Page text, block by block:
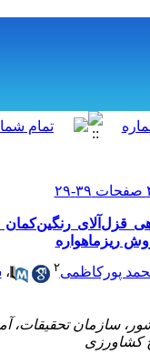
ریزماهواره
پورکاظمی۲ ،